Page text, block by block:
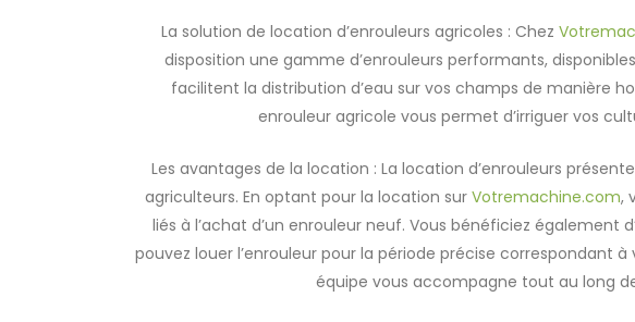
La solution de location d’enrouleurs agricoles : Chez
disposition une gamme d’enrouleurs performants,
facilitent la distribution d’eau sur vos champs de manière
enrouleur agricole vous permet d’irriguer vos
Les avantages de la location : La location d’enrouleurs
agriculteurs. En optant pour la location sur Votremachine.com,
liés à l’achat d’un enrouleur neuf. Vous bénéficiez également
pouvez louer l’enrouleur pour la période précise correspondant à
équipe vous accompagne tout au long